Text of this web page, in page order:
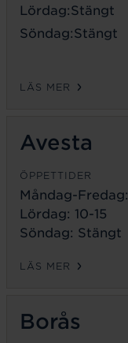
Lördag:Stängt
Söndag:Stängt
LÄS MER
Avesta
ÖPPETTIDER
Måndag-Fredag:
Lördag: 10-15
Söndag: Stängt
LÄS MER
Borås